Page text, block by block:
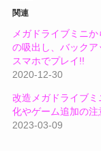
関連
メガドライブミニか
の吸出し、バックア
スマホでプレイ!!
2020-12-30
改造メガドライブミ
化やゲーム追加の注
2023-03-09